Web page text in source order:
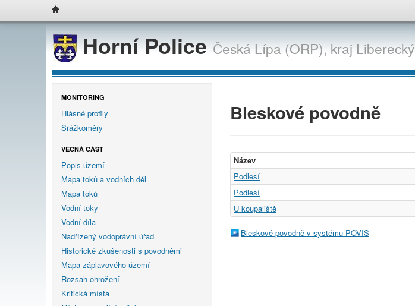
Horní PoliceČeská Lípa (ORP),krajLiberecký
MONITORING
Hlásné profily
Srážkoměry
VĚCNÁ ČÁST
Popis území
Mapa toků a vodních děl
Mapa toků
Vodní toky
Vodní díla
Nadřízený vodoprávní úřad
Historické zkušenosti s povodněmi
Mapa záplavového území
Rozsah ohrožení
Kritická místa
Bleskové povodně
Název
Podlesí
Podlesí
U koupaliště
Bleskové povodně v systému POVIS